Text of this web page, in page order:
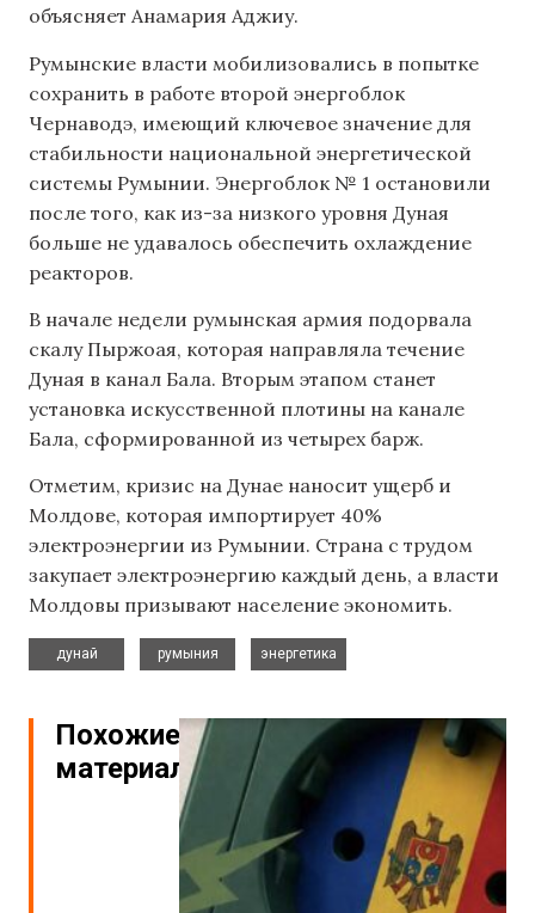
объясняет Анамария Аджиу.
Румынские власти мобилизовались в попытке
сохранить в работе второй энергоблок
Чернаводэ, имеющий ключевое значение для
стабильности национальной энергетической
системы Румынии. Энергоблок № 1 остановили
после того, как из-за низкого уровня Дуная
больше не удавалось обеспечить охлаждение
реакторов.
В начале недели румынская армия подорвала
скалу Пыржоая, которая направляла течение
Дуная в канал Бала. Вторым этапом станет
установка искусственной плотины на канале
Бала, сформированной из четырех барж.
Отметим, кризис на Дунае наносит ущерб и
Молдове, которая импортирует 40%
электроэнергии из Румынии. Страна с трудом
закупает электроэнергию каждый день, а власти
Молдовы призывают население экономить.
дунай
румыния
энергетика
Похожие
материалы